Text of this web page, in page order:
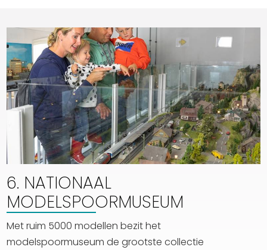
6. NATIONAAL
MODELSPOORMUSEUM
Met ruim 5000 modellen bezit het
modelspoormuseum de grootste collectie